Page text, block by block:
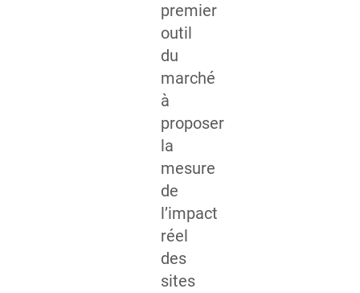
premier
outil
du
marché
à
proposer
la
mesure
de
l’impact
réel
des
sites